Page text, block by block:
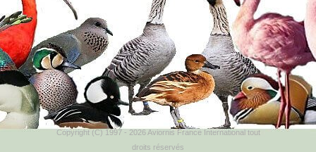
Copyright (C) 1997 - 2026 Aviornis France International tout
droits réservés